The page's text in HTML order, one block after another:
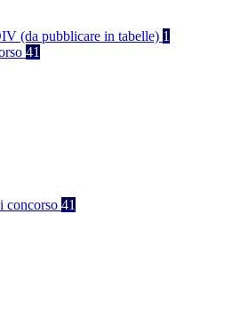
(da pubblicare in tabelle) 1
41
concorso 41